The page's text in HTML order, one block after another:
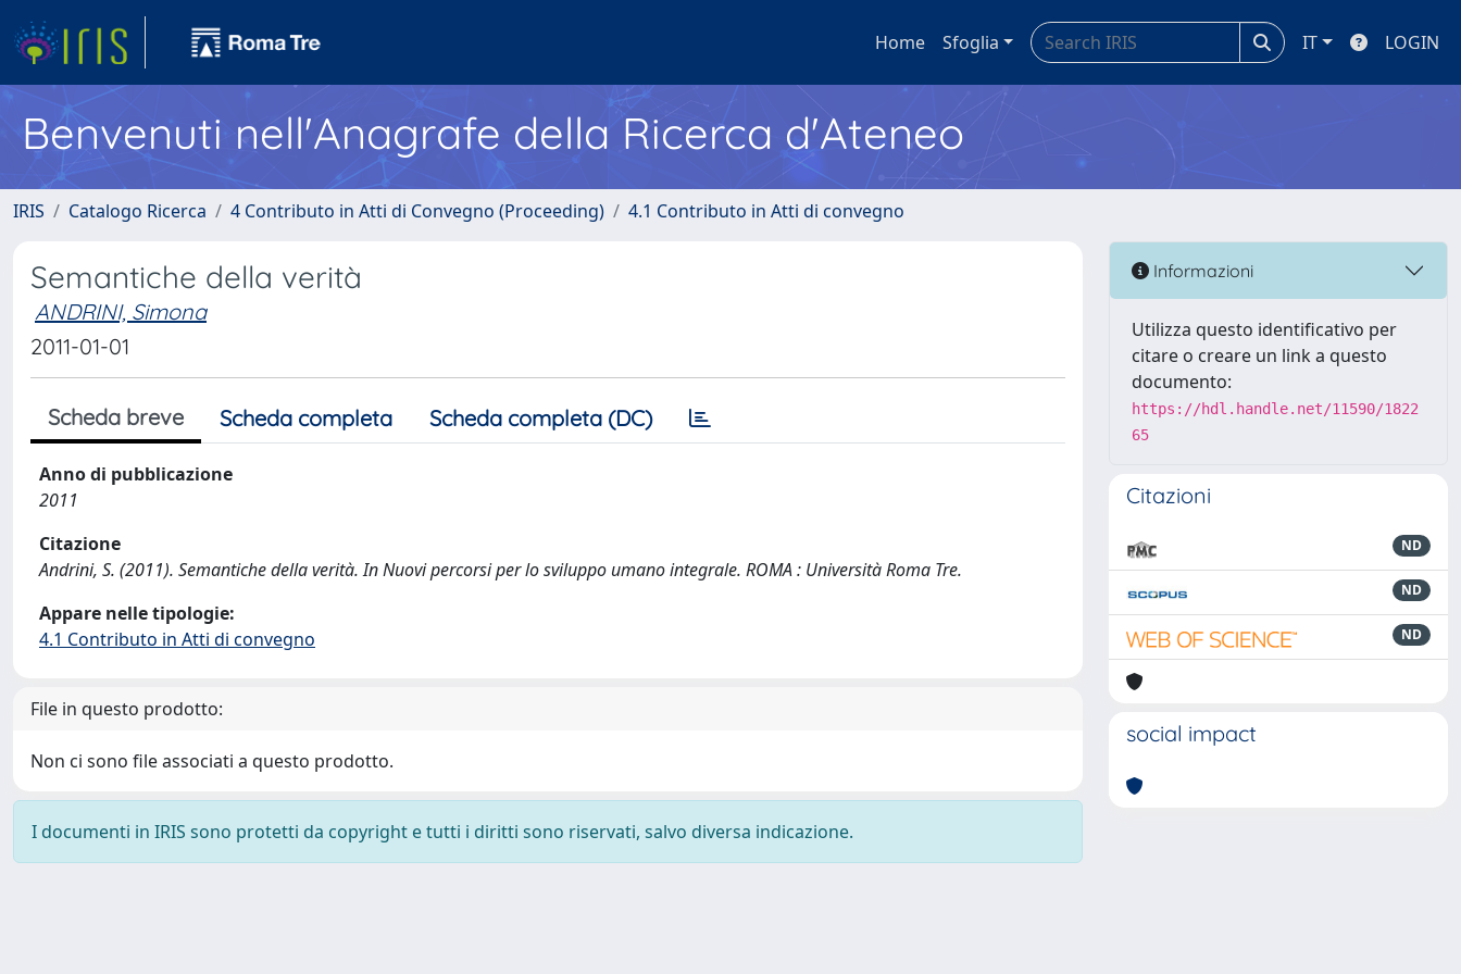
Home Sfoglia IT LOGIN
Benvenuti nell'Anagrafe della Ricerca d'Ateneo
IRIS Catalogo Ricerca 4 Contributo in Atti di Convegno (Proceeding) 4.1 Contributo in Atti di convegno
Semantiche della verità
ANDRINI, Simona
2011-01-01
Scheda breve Scheda completa Scheda completa (DC)
Anno di pubblicazione
2011
Citazione
Andrini, S. (2011). Semantiche della verità. In Nuovi percorsi per lo sviluppo umano integrale. ROMA : Università Roma Tre.
Appare nelle tipologie:
4.1 Contributo in Atti di convegno
File in questo prodotto:
Non ci sono file associati a questo prodotto.
I documenti in IRIS sono protetti da copyright e tutti i diritti sono riservati, salvo diversa indicazione.
Informazioni
Utilizza questo identificativo per
citare o creare un link a questo
documento:
https://hdl.handle.net/11590/1822
65
Citazioni
ND
ND
ND
social impact